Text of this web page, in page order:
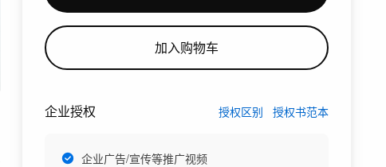
加入购物车
企业授权 授权区别 授权书范本
企业广告/宣传等推广视频